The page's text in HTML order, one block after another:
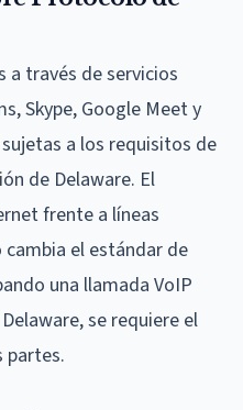
a través de servicios
Skype, Google Meet y
a los requisitos de
de Delaware. El
frente a líneas
el estándar de
una llamada VoIP
se requiere el
partes.